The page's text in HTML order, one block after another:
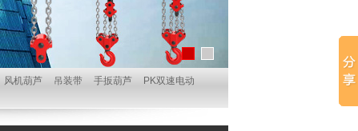
风机葫芦 吊装带 手扳葫芦
PK双速电动